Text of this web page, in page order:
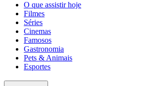
O que assistir hoje
Filmes
Séries
Cinemas
Famosos
Gastronomia
Pets & Animais
Esportes